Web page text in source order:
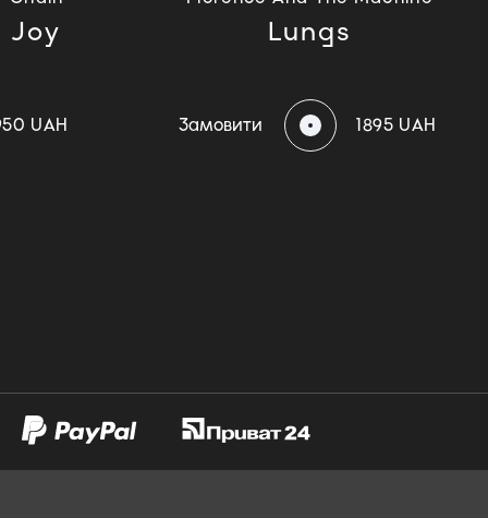
Joy
UAH
Lungs
Замовити 1895 UAH